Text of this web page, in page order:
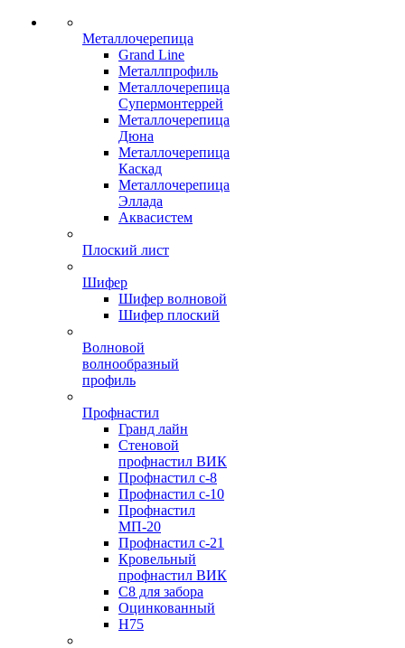
Металлочерепица
Grand Line
Металлпрофиль
Металлочерепица
Супермонтеррей
Металлочерепица
Дюна
Металлочерепица
Каскад
Металлочерепица
Эллада
Аквасистем
Плоский лист
Шифер
Шифер волновой
Шифер плоский
Волновой
волнообразный
профиль
Профнастил
Гранд лайн
Стеновой
профнастил ВИК
Профнастил с-8
Профнастил с-10
Профнастил
МП-20
Профнастил с-21
Кровельный
профнастил ВИК
С8 для забора
Оцинкованный
Н75